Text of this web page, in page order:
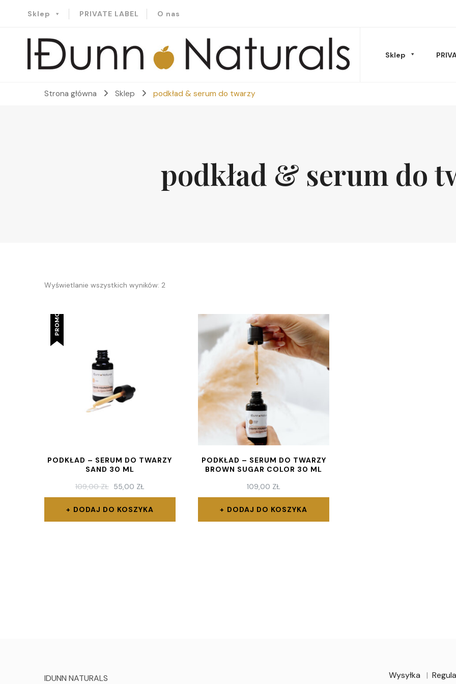
Sklep PRIVATE LABEL O nas
Idunn-Naturals Sklep
Strona główna Sklep podkład & serum do twarzy
podkład & serum do
Wyświetlanie wszystkich wyników: 2
PROMOCJA!
PODKŁAD – SERUM DO TWARZY
SAND 30 ML
109,00ZŁ PIERWOTNA
CENA
WYNOSIŁA:
55,00 ZŁ
CENA
WYNOSI:
DODAJ DO KOSZYKA
PODKŁAD – SERUM DO TWARZY
BROWN SUGAR COLOR 30 ML
109,00 ZŁ
DODAJ DO KOSZYKA
IDUNN NATURALS Wysyłka